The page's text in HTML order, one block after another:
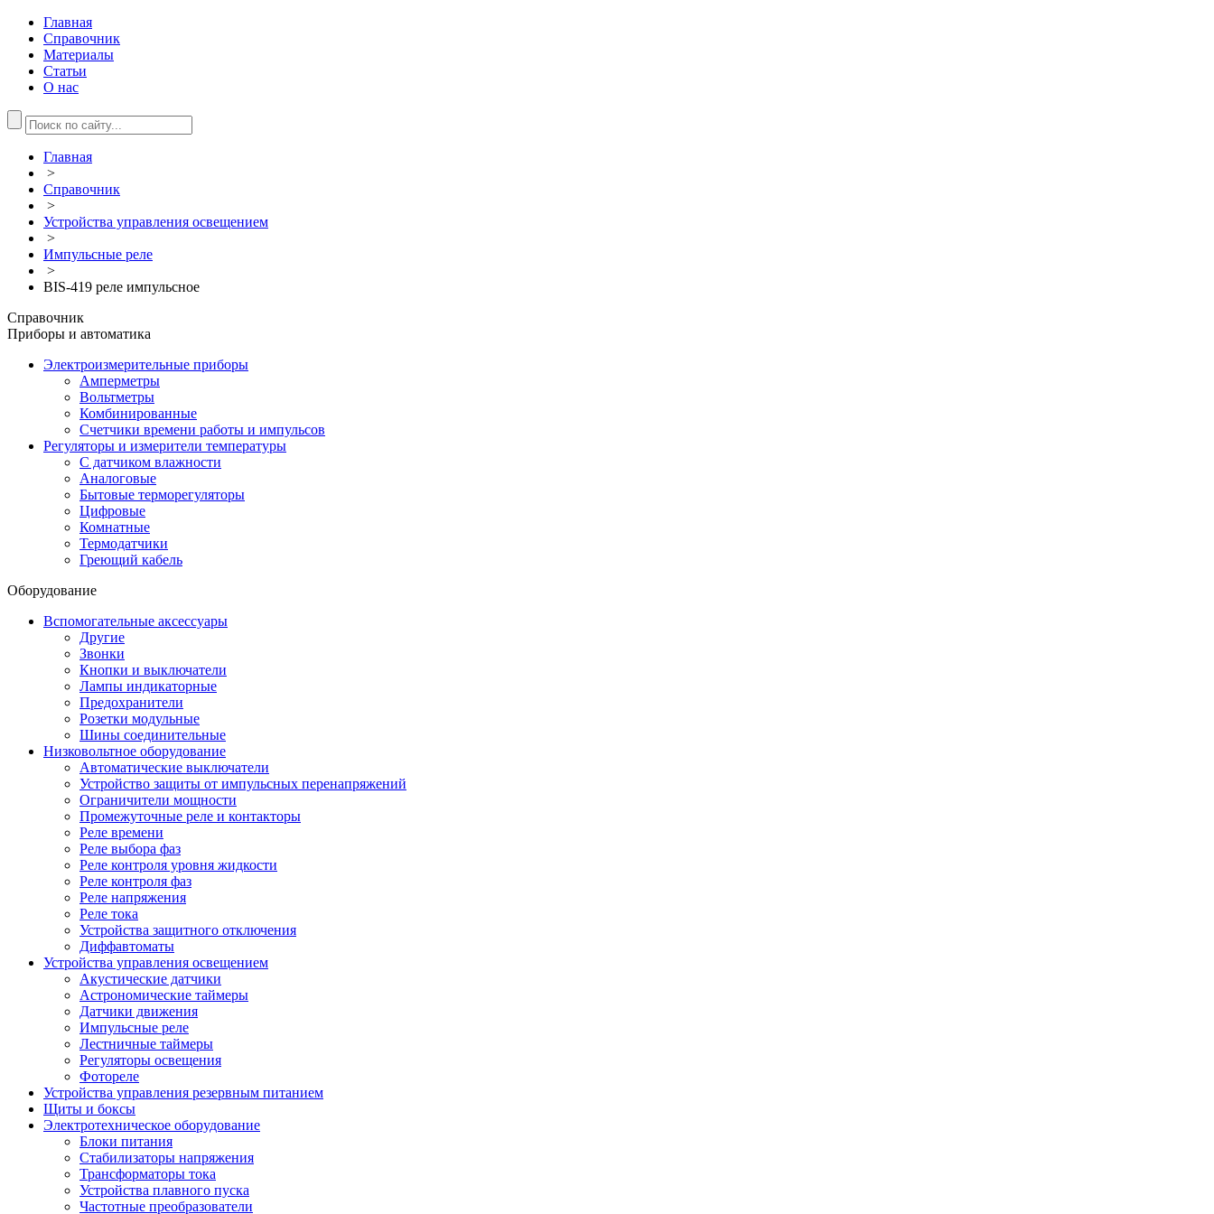
Главная
Справочник
Материалы
Статьи
О нас
Главная
>
Справочник
>
Устройства управления освещением
>
Импульсные реле
>
BIS-419 реле импульсное
Справочник
Приборы и автоматика
Электроизмерительные приборы
Амперметры
Вольтметры
Комбинированные
Счетчики времени работы и импульсов
Регуляторы и измерители температуры
С датчиком влажности
Аналоговые
Бытовые терморегуляторы
Цифровые
Комнатные
Термодатчики
Греющий кабель
Оборудование
Вспомогательные аксессуары
Другие
Звонки
Кнопки и выключатели
Лампы индикаторные
Предохранители
Розетки модульные
Шины соединительные
Низковольтное оборудование
Автоматические выключатели
Устройство защиты от импульсных перенапряжений
Ограничители мощности
Промежуточные реле и контакторы
Реле времени
Реле выбора фаз
Реле контроля уровня жидкости
Реле контроля фаз
Реле напряжения
Реле тока
Устройства защитного отключения
Диффавтоматы
Устройства управления освещением
Акустические датчики
Астрономические таймеры
Датчики движения
Импульсные реле
Лестничные таймеры
Регуляторы освещения
Фотореле
Устройства управления резервным питанием
Щиты и боксы
Электротехническое оборудование
Блоки питания
Стабилизаторы напряжения
Трансформаторы тока
Устройства плавного пуска
Частотные преобразователи